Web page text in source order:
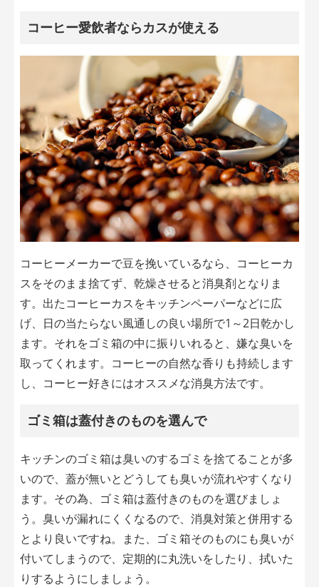
コーヒー愛飲者ならカスが使える
コーヒーメーカーで豆を挽いているなら、コーヒーカ
スをそのまま捨てず、乾燥させると消臭剤となりま
す。出たコーヒーカスをキッチンペーパーなどに広
げ、日の当たらない風通しの良い場所で1～2日乾かし
ます。それをゴミ箱の中に振りいれると、嫌な臭いを
取ってくれます。コーヒーの自然な香りも持続します
し、コーヒー好きにはオススメな消臭方法です。
ゴミ箱は蓋付きのものを選んで
キッチンのゴミ箱は臭いのするゴミを捨てることが多
いので、蓋が無いとどうしても臭いが流れやすくなり
ます。その為、ゴミ箱は蓋付きのものを選びましょ
う。臭いが漏れにくくなるので、消臭対策と併用する
とより良いですね。また、ゴミ箱そのものにも臭いが
付いてしまうので、定期的に丸洗いをしたり、拭いた
りするようにしましょう。